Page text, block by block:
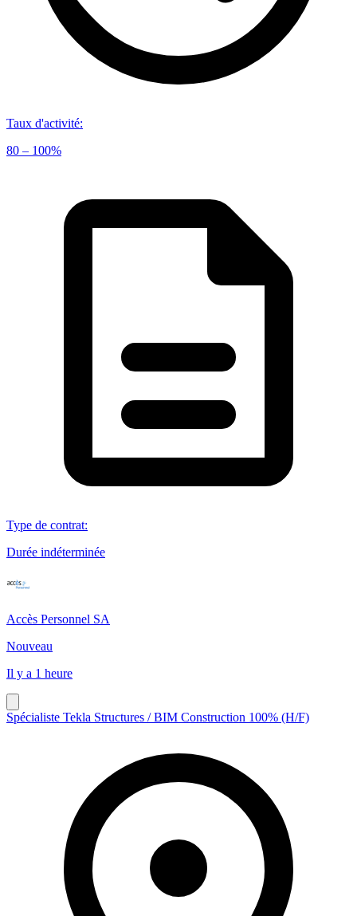
Taux d'activité:
80 – 100%
Type de contrat:
Durée indéterminée
Accès Personnel SA
Nouveau
Il y a 1 heure
Spécialiste Tekla Structures / BIM Construction 100% (H/F)